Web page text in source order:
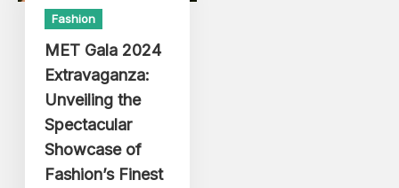
Fashion
MET Gala 2024
Extravaganza:
Unveiling the
Spectacular
Showcase of
Fashion’s Finest